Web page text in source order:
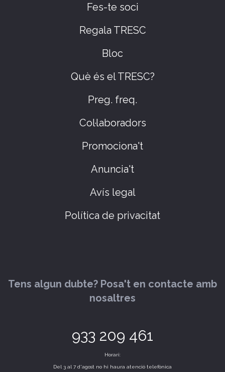
Fes-te soci
Regala TRESC
Bloc
Què és el TRESC?
Preg. freq.
Col·laboradors
Promociona't
Anuncia't
Avís legal
Política de privacitat
Tens algun dubte? Posa't en contacte amb
nosaltres
933 209 461
Horari:
Del 3 al 7 d'agost no hi haura atenció telefònica